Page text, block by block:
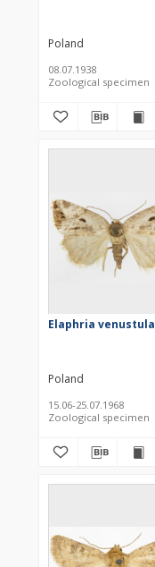
Poland
08.07.1938
Zoological specimen
Elaphria venustula
Poland
15.06-25.07.1968
Zoological specimen